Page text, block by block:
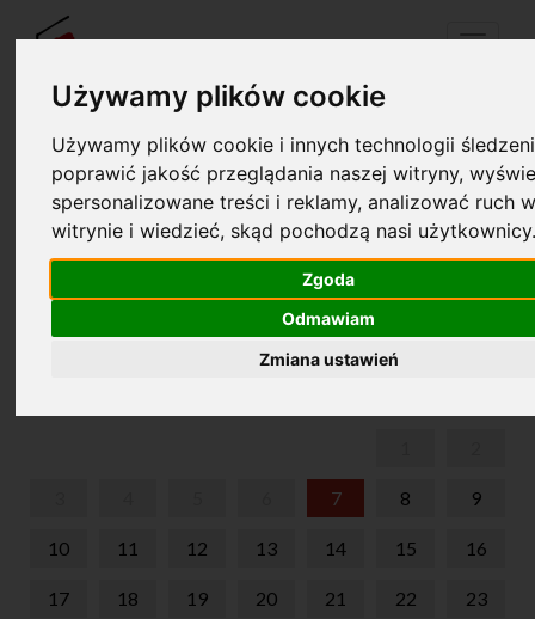
Używamy plików cookie
Używamy plików cookie i innych technologii
poprawić jakość przeglądania naszej witryny,
spersonalizowane treści i reklamy, analizować ruch
witrynie i wiedzieć, skąd pochodzą nasi
Zgoda
Odmawiam
Zmiana ustawień
Menu
pl en
Twój koszyk jest pusty!
1927-2000. HISTORIA MIĘDZYNARODOWYCH
KONKURSÓW PIANISTYCZNYCH IM. FRYDERYKA
CHOPINA. KONKURSY. LAUREACI.
SIERPIEŃ 2026
7 8 9
10 11 12 13 14 15 16
17 18 19 20 21 22 23